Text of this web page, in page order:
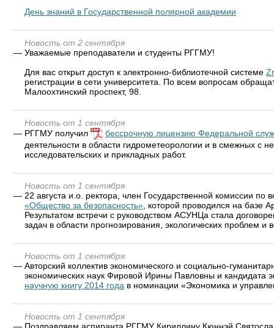
День знаний в Государственной полярной академии
Новость от 2 сентября
— Уважаемые преподаватели и студенты РГГМУ!
Для вас открыт доступ к электронно-библиотечной системе
регистрации в сети университета. По всем вопросам
Малоохтинский проспект, 98.
Новость от 1 сентября
— РГГМУ получил
бессрочную лицензию Федеральной
деятельности в области гидрометеорологии и в смежных с
исследовательских и прикладных работ.
Новость от 1 сентября
— 22 августа и.о. ректора, член Государственной комиссии
«Общество за безопасность» , которой проводился на базе
Результатом встречи с руководством АСУНЦа стала
задач в области прогнозирования, экологических проблем
Новость от 1 сентября
— Авторский коллектив экономического и социально-
экономических наук Фировой Ирины Павловны и кандидата
научную книгу 2014 года в номинации «Экономика и
Новость от 1 сентября